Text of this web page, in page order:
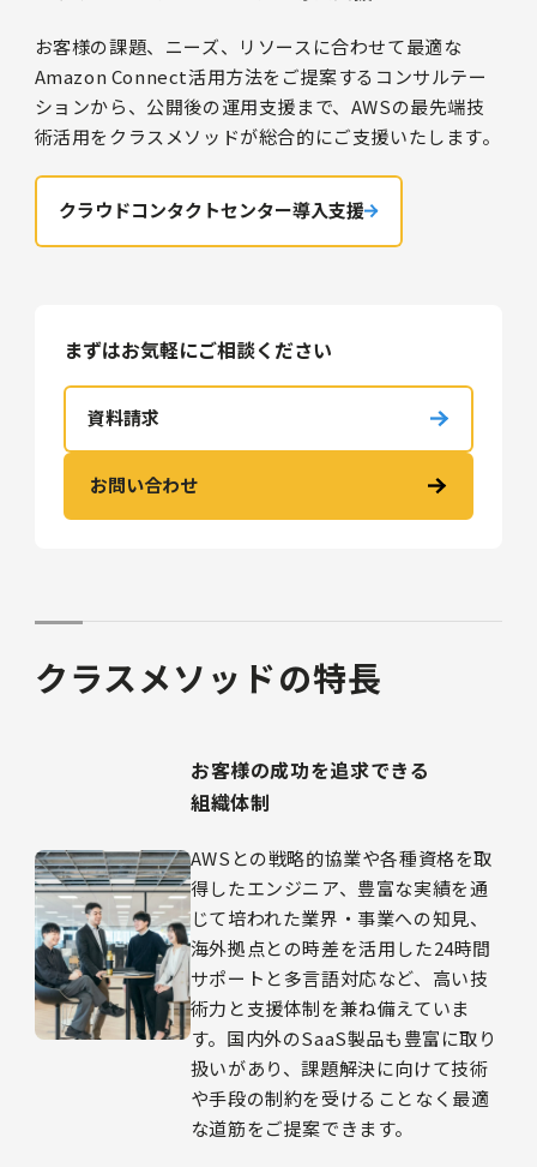
お客様の課題、ニーズ、リソースに合わせて最適な
Amazon Connect活用方法をご提案するコンサルテー
ションから、公開後の運用支援まで、AWSの最先端技
術活用をクラスメソッドが総合的にご支援いたします。
クラウドコンタクトセンター導入支援
まずはお気軽にご相談ください
資料請求
お問い合わせ
クラスメソッドの特長
お客様の成功を追求できる
組織体制
AWSとの戦略的協業や各種資格を取
得したエンジニア、豊富な実績を通
じて培われた業界・事業への知見、
海外拠点との時差を活用した24時間
サポートと多言語対応など、高い技
術力と支援体制を兼ね備えていま
す。国内外のSaaS製品も豊富に取り
扱いがあり、課題解決に向けて技術
や手段の制約を受けることなく最適
な道筋をご提案できます。